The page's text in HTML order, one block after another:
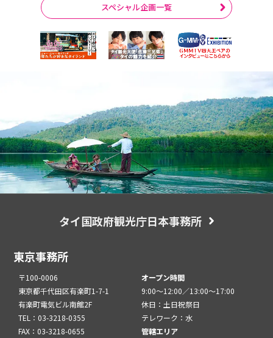
スペシャル企画一覧
タイ国政府観光庁日本事務所
東京事務所
〒100-0006
東京都千代田区有楽町1-7-1
有楽町電気ビル南館2F
TEL：03-3218-0355
FAX：03-3218-0655
オープン時間
9:00～12:00／13:00～17:00
休日：土日祝祭日
テレワーク：水
管轄エリア